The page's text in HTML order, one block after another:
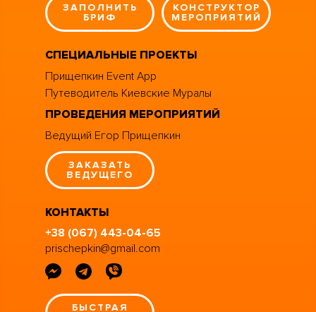
ЗАПОЛНИТЬ
БРИФ
КОНСТРУКТОР
МЕРОПРИЯТИЙ
СПЕЦИАЛЬНЫЕ ПРОЕКТЫ
Прищепкин Event App
Путеводитель Киевские Муралы
ПРОВЕДЕНИЯ МЕРОПРИЯТИЙ
Ведущий Егор Прищепкин
ЗАКАЗАТЬ
ВЕДУЩЕГО
КОНТАКТЫ
+38 (067) 443-04-65
prischepkin@gmail.com
БЫСТРАЯ